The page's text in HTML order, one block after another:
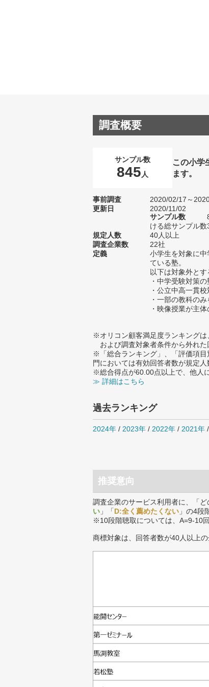
調査概要
サンプル数
845 人
この小学
ます。
事前調査
2020/02/17～
更新日
2020/11/02
サンプル数
ける総サンプル数
規定人数
40人以上
調査企業数
22社
定義
小学生を対象に
ている塾。
以下は対象外とす
・中学受験対策の
・公立中高一貫
・一部の教科の
・映像授業が主
※オリコン顧客満足度ランキングは
および調査対象者条件から外れた
※「総合ランキング」、「評価項
門においては有効回答者数が規定
※総合得点が60.00点以上で、他人
≫ 詳細はこちら
過去ランキング
2024年 / 2023年 / 2022年 / 2021年 /
推奨意向
調査企業のサービス利用者に、「
い 」「D:全く薦めたくない 」の4段
※10段階聴取については、A=9-10
商標対象は、回答者数が40人以上の